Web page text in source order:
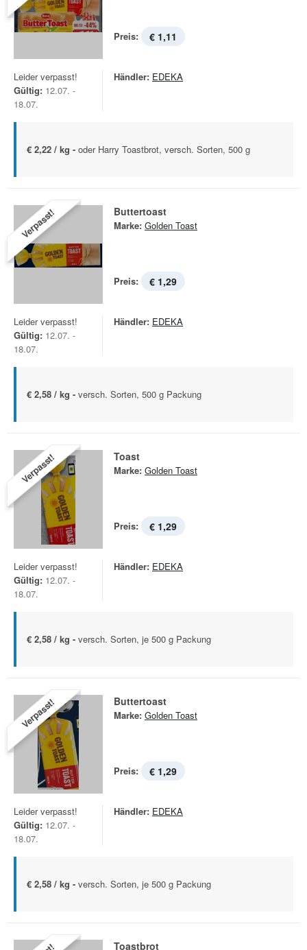
Preis: € 1,11
Leider verpasst!
Gültig: 12.07. -
18.07.
Händler: EDEKA
€ 2,22 / kg - oder Harry Toastbrot, versch. Sorten, 500 g
Verpasst! Buttertoast
Marke: Golden Toast
Preis: € 1,29
Leider verpasst!
Gültig: 12.07. -
18.07.
Händler: EDEKA
€ 2,58 / kg - versch. Sorten, 500 g Packung
Verpasst! Toast
Marke: Golden Toast
Preis: € 1,29
Leider verpasst!
Gültig: 12.07. -
18.07.
Händler: EDEKA
€ 2,58 / kg - versch. Sorten, je 500 g Packung
Verpasst! Buttertoast
Marke: Golden Toast
Preis: € 1,29
Leider verpasst!
Gültig: 12.07. -
18.07.
Händler: EDEKA
€ 2,58 / kg - versch. Sorten, je 500 g Packung
Toastbrot